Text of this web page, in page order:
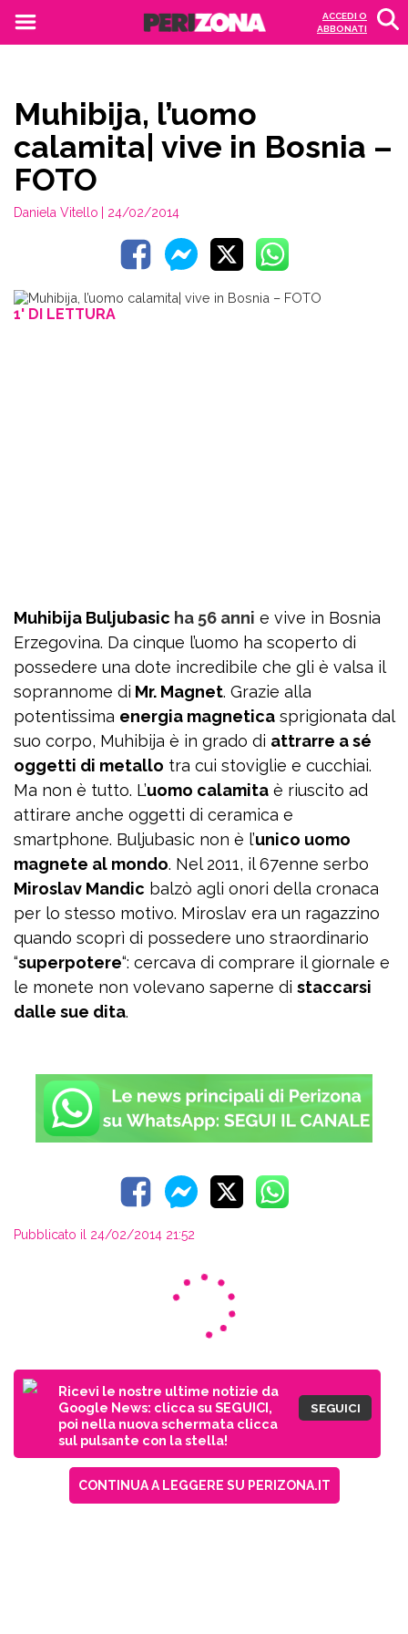
ACCEDI O
ABBONATI
Muhibija, l’uomo
calamita| vive in Bosnia –
FOTO
Daniela Vitello | 24/02/2014
1' DI LETTURA
Muhibija Buljubasic ha 56 anni e vive in Bosnia
Erzegovina. Da cinque l’uomo ha scoperto di
possedere una dote incredibile che gli è valsa il
soprannome di Mr. Magnet. Grazie alla
potentissima energia magnetica sprigionata dal
suo corpo, Muhibija è in grado di attrarre a sé
oggetti di metallo tra cui stoviglie e cucchiai.
Ma non è tutto. L’uomo calamita è riuscito ad
attirare anche oggetti di ceramica e
smartphone. Buljubasic non è l’unico uomo
magnete al mondo. Nel 2011, il 67enne serbo
Miroslav Mandic balzò agli onori della cronaca
per lo stesso motivo. Miroslav era un ragazzino
quando scoprì di possedere uno straordinario
“superpotere“: cercava di comprare il giornale e
le monete non volevano saperne di staccarsi
dalle sue dita.
Pubblicato il 24/02/2014 21:52
Ricevi le nostre ultime notizie da
Google News: clicca su SEGUICI,
poi nella nuova schermata clicca
sul pulsante con la stella!
SEGUICI
CONTINUA A LEGGERE SU PERIZONA.IT